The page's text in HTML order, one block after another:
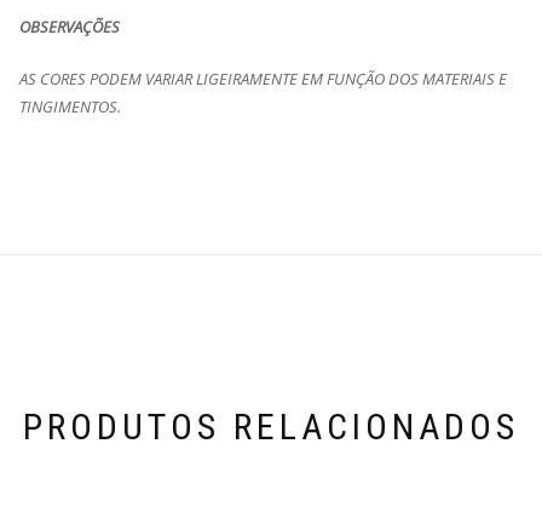
OBSERVAÇÕES
AS CORES PODEM VARIAR LIGEIRAMENTE EM FUNÇÃO DOS MATERIAIS E
TINGIMENTOS.
PRODUTOS RELACIONADOS